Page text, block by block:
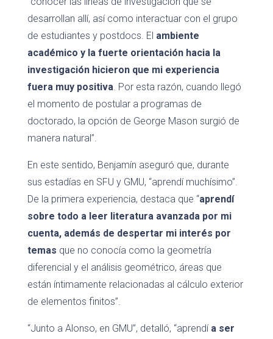
desarrollan allí, así como interactuar con el grupo
de estudiantes y postdocs. El ambiente
académico y la fuerte orientación hacia la
investigación hicieron que mi experiencia
fuera muy positiva. Por esta razón, cuando llegó
el momento de postular a programas de
doctorado, la opción de George Mason surgió de
manera natural”.
En este sentido, Benjamín aseguró que, durante
sus estadías en SFU y GMU, “aprendí muchísimo”.
De la primera experiencia, destaca que “aprendí
sobre todo a leer literatura avanzada por mi
cuenta, además de despertar mi interés por
temas que no conocía como la geometría
diferencial y el análisis geométrico, áreas que
están íntimamente relacionadas al cálculo exterior
de elementos finitos”.
“Junto a Alonso, en GMU”, detalló, “aprendí a ser